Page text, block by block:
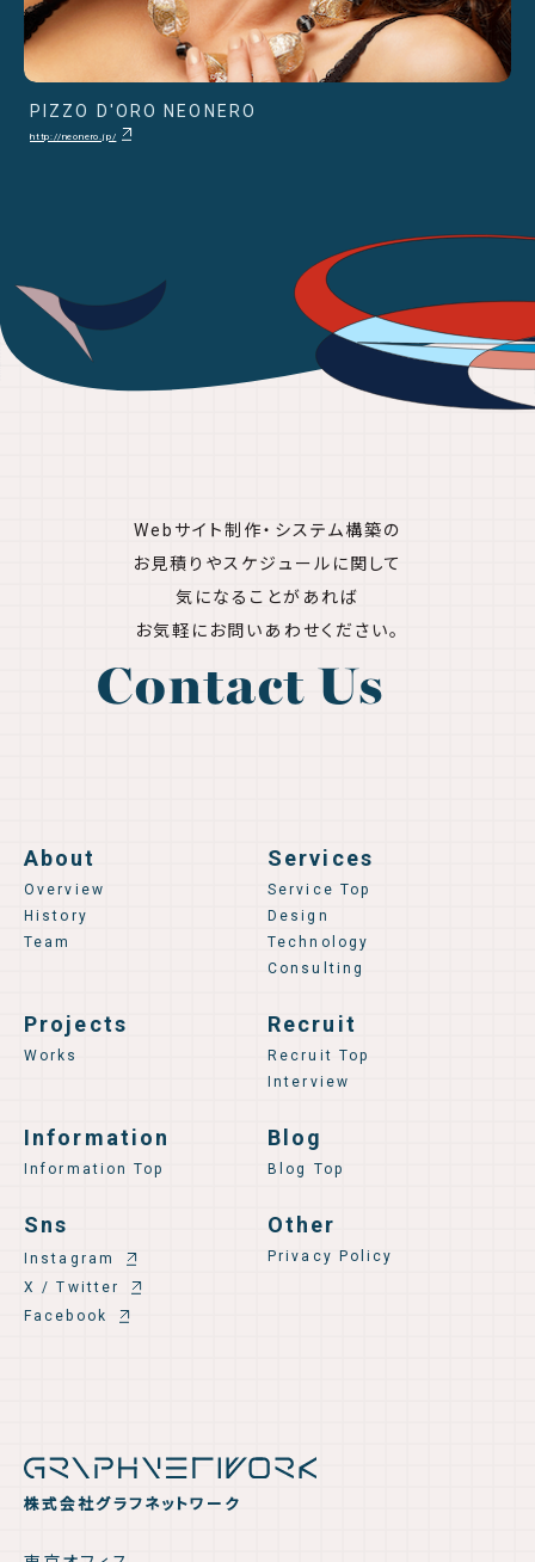
PIZZO D'ORO NEONERO
http://neonero.jp/
Webサイト制作・システム構築の
お見積りやスケジュールに関して
気になることがあれば
お気軽にお問いあわせください。
Contact Us
株式会社グラフネットワーク
About
Overview
History
Team
Services
Service Top
Design
Technology
Consulting
Projects
Works
Recruit
Recruit Top
Interview
Information
Information Top
Blog
Blog Top
Sns
Instagram
X / Twitter
Facebook
Other
Privacy Policy